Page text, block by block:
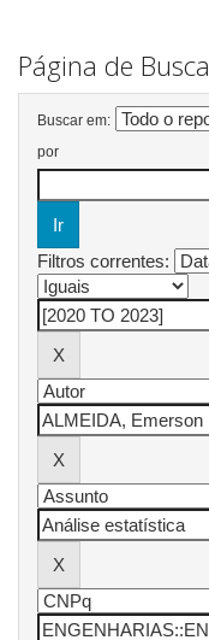
Página de Busca
Buscar em:
por
Filtros correntes: